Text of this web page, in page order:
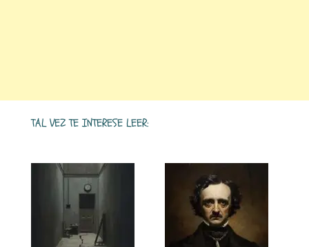
TAL VEZ TE INTERESE LEER: